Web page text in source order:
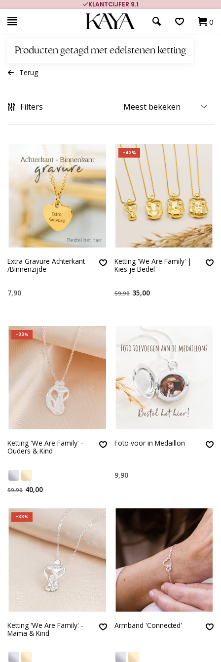
KLANTCIJFER 9.1
0
Producten getagd met edelstenen ketting
Terug
Filters
Extra Gravure Achterkant
/Binnenzijde
7,90
-42%
Ketting 'We Are Family' |
Kies je Bedel
59,90 35,00
-33%
Ketting 'We Are Family' -
Ouders & Kind
59,90 40,00
Foto voor in Medaillon
9,90
-33%
Ketting 'We Are Family' -
Mama & Kind
Armband 'Connected'